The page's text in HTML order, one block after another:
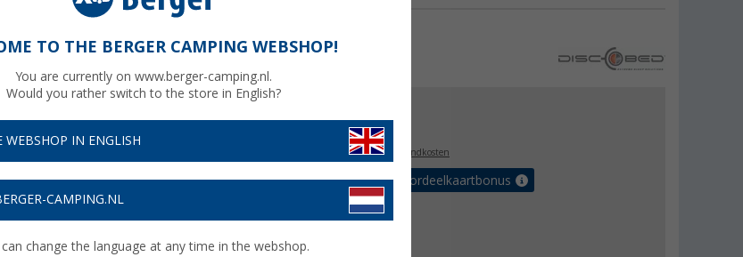
€ 34,99
Prijzen incl. BTWplus verzendkosten
Verzeker tot 5% voordeelkaartbonus
TO THE BERGER CAMPING WEBSHOP!
You are currently on www.berger-camping.nl.
Would you rather switch to the store in English?
WEBSHOP IN ENGLISH
CAMPING.NL
can change the language at any time in the webshop.